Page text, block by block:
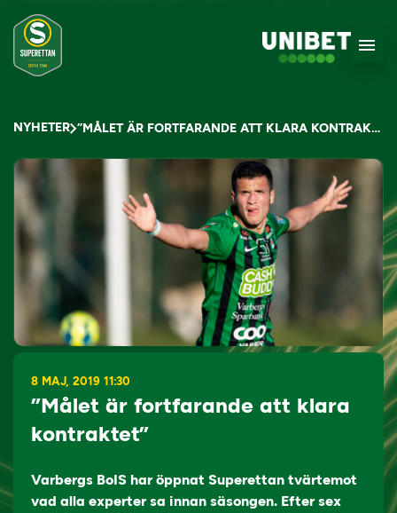
NYHETER ”MÅLET ÄR FORTFARANDE ATT KLARA KONTRAKTET”
8 MAJ, 2019 11:30
”Målet är fortfarande att klara
kontraktet”
Varbergs BoIS har öppnat Superettan tvärtemot
vad alla experter sa innan säsongen. Efter sex